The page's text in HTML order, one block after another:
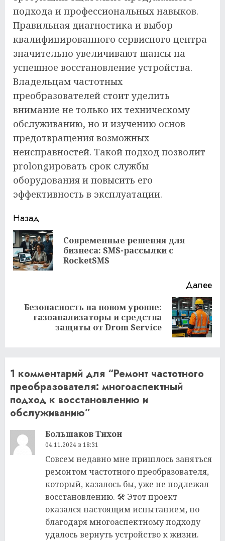
подхода и профессиональных навыков.
Правильная диагностика и выбор
квалифицированного сервисного центра
значительно увеличивают шансы на
успешное восстановление устройства.
Владельцам частотных
преобразователей стоит уделить
внимание не только их техническому
обслуживанию, но и изучению основ
предотвращения возможных
неисправностей. Такой подход позволит
prolongировать срок службы
оборудования и повысить его
эффективность в эксплуатации.
Продолжить
чтение
Назад
Современные решения для
бизнеса: SMS-рассылки с
RocketSMS
Далее
Следующая
Безопасность на новом уровне:
газоанализаторы и средства
защиты от Drom Service
1 комментарий для “Ремонт частотного
преобразователя: многоаспектный
подход к восстановлению и
обслуживанию”
Большаков Тихон
04.11.2024 в 18:31
Совсем недавно мне пришлось заняться
ремонтом частотного преобразователя,
который, казалось бы, уже не подлежал
восстановлению. 🛠️ Этот проект
оказался настоящим испытанием, но
благодаря многоаспектному подходу
удалось вернуть устройство к жизни.